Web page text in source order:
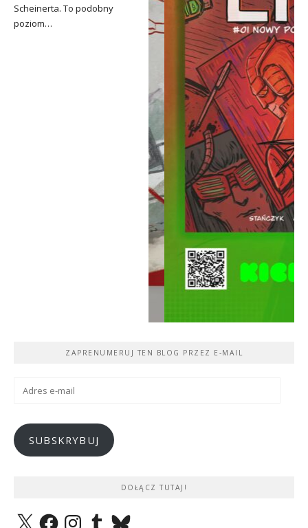
Scheinerta. To podobny
poziom…
ZAPRENUMERUJ TEN BLOG PRZEZ E-MAIL
Adres
SUBSKRYBUJ
DOŁĄCZ TUTAJ!
X FacebookInstagramTumblrBluesky